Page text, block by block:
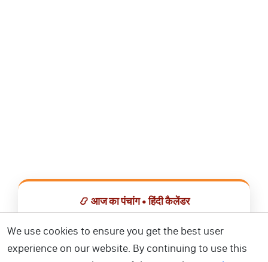
📿 आज का पंचांग • हिंदी कैलेंडर
📅 हिंदी कैलेंडर ऐप डाउनलोड करें
We use cookies to ensure you get the best user
experience on our website. By continuing to use this